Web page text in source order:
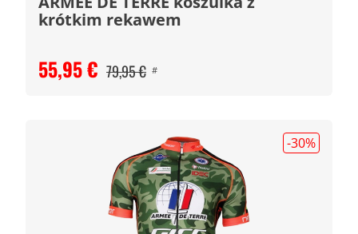
krótkim rekawem
55,95 € 79,95 € #
-30%